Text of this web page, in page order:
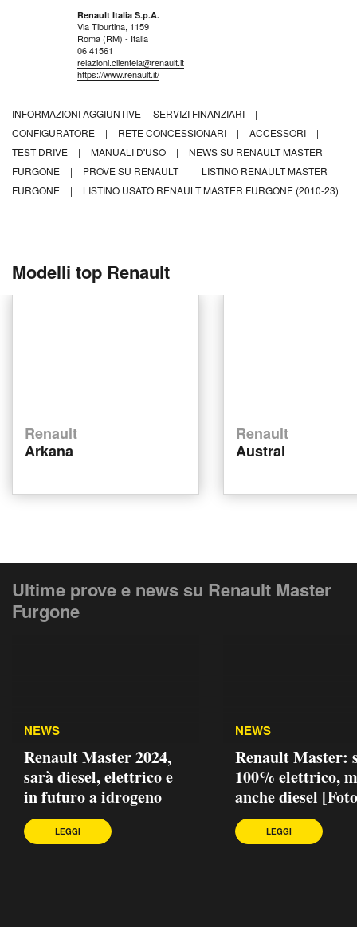
Renault Italia S.p.A.
Via Tiburtina, 1159
Roma (RM) - Italia
06 41561
relazioni.clientela@renault.it
https://www.renault.it/
INFORMAZIONI AGGIUNTIVE SERVIZI FINANZIARI
|
CONFIGURATORE
| RETE CONCESSIONARI | ACCESSORI
|
TEST DRIVE
| MANUALI D'USO |
NEWS SU RENAULT MASTER
FURGONE
| PROVE SU RENAULT |
LISTINO RENAULT MASTER
FURGONE
| LISTINO USATO RENAULT MASTER FURGONE (2010-23)
Modelli top Renault
Renault
Arkana
Renault
Austral
Ultime prove e news su Renault Master
Furgone
NEWS
Renault Master 2024,
sarà diesel, elettrico e
in futuro a idrogeno
LEGGI
NEWS
Renault Master:
100% elettrico,
anche diesel
LEGGI